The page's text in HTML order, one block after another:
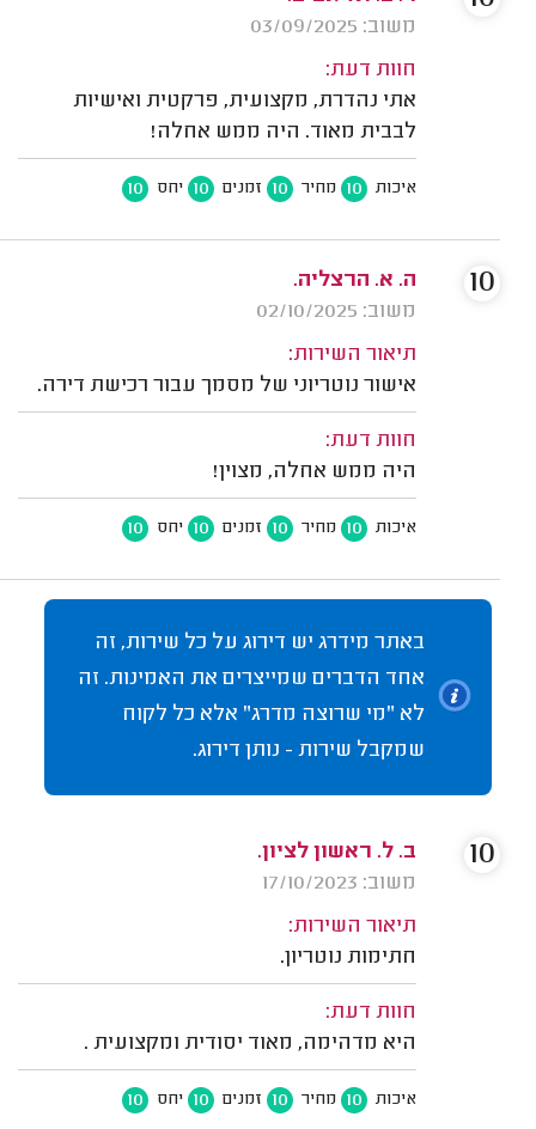
משוב: 03/09/2025
חוות דעת:
אתי נהדרת, מקצועית, פרקטית ואישיות
לבבית מאוד. היה ממש אחלה!
איכות 10 מחיר 10 זמנים 10 יחס 10
ה. א. הרצליה.
משוב: 02/10/2025
תיאור השירות:
אישור נוטריוני של מסמך עבור רכישת דירה.
חוות דעת:
היה ממש אחלה, מצוין!
איכות 10 מחיר 10 זמנים 10 יחס 10
10
באתר מידרג יש דירוג על כל שירות, זה
אחד הדברים שמייצרים את האמינות. זה
לא "מי שרוצה מדרג" אלא כל לקוח
שמקבל שירות - נותן דירוג.
ב. ל. ראשון לציון.
משוב: 17/10/2023
תיאור השירות:
חתימות נוטריון.
חוות דעת:
היא מדהימה, מאוד יסודית ומקצועית .
איכות 10 מחיר 10 זמנים 10 יחס 10
10